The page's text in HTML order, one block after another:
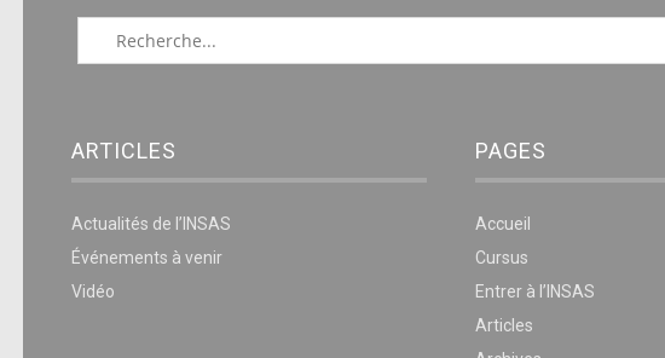
ARTICLES
Actualités de l’INSAS
Événements à venir
Vidéo
PAGES
Accueil
Cursus
Entrer à l’INSAS
Articles